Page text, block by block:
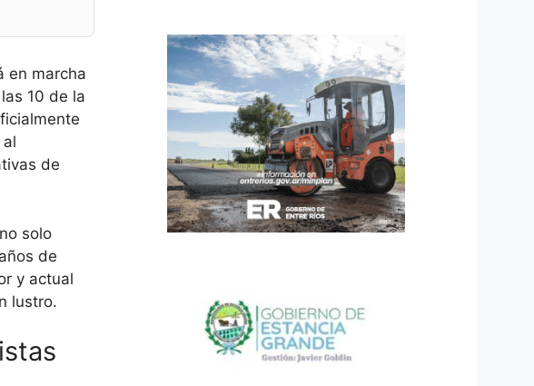
en marcha
10 de la
de
solo
de
y actual
lustro.